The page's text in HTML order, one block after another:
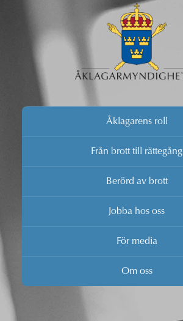
Åklagarens roll
Från brott till rättegång
Berörd av brott
Jobba hos oss
För media
Om oss